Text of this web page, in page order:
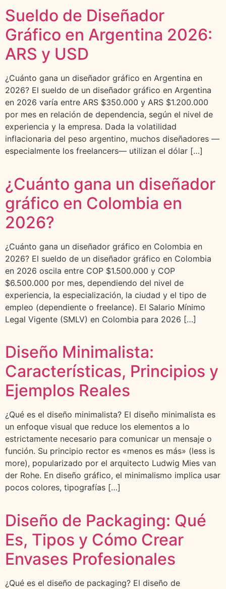
Sueldo de Diseñador
Gráfico en Argentina 2026:
ARS y USD
¿Cuánto gana un diseñador gráfico en Argentina en
2026? El sueldo de un diseñador gráfico en Argentina
en 2026 varía entre ARS $350.000 y ARS $1.200.000
por mes en relación de dependencia, según el nivel de
experiencia y la empresa. Dada la volatilidad
inflacionaria del peso argentino, muchos diseñadores —
especialmente los freelancers— utilizan el dólar […]
¿Cuánto gana un diseñador
gráfico en Colombia en
2026?
¿Cuánto gana un diseñador gráfico en Colombia en
2026? El sueldo de un diseñador gráfico en Colombia
en 2026 oscila entre COP $1.500.000 y COP
$6.500.000 por mes, dependiendo del nivel de
experiencia, la especialización, la ciudad y el tipo de
empleo (dependiente o freelance). El Salario Mínimo
Legal Vigente (SMLV) en Colombia para 2026 […]
Diseño Minimalista:
Características, Principios y
Ejemplos Reales
¿Qué es el diseño minimalista? El diseño minimalista es
un enfoque visual que reduce los elementos a lo
estrictamente necesario para comunicar un mensaje o
función. Su principio rector es «menos es más» (less is
more), popularizado por el arquitecto Ludwig Mies van
der Rohe. En diseño gráfico, el minimalismo implica usar
pocos colores, tipografías […]
Diseño de Packaging: Qué
Es, Tipos y Cómo Crear
Envases Profesionales
¿Qué es el diseño de packaging? El diseño de